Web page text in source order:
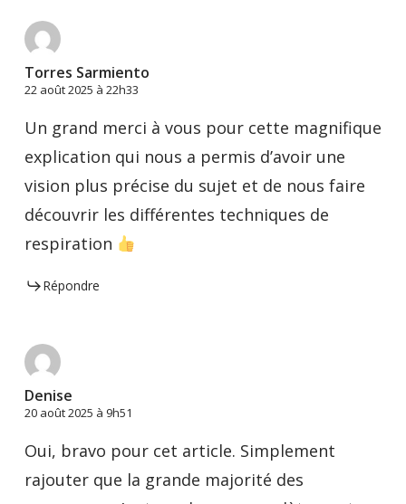
Torres Sarmiento
22 août 2025 à 22h33
Un grand merci à vous pour cette magnifique
explication qui nous a permis d’avoir une
vision plus précise du sujet et de nous faire
découvrir les différentes techniques de
respiration
Répondre
Denise
20 août 2025 à 9h51
Oui, bravo pour cet article. Simplement
rajouter que la grande majorité des